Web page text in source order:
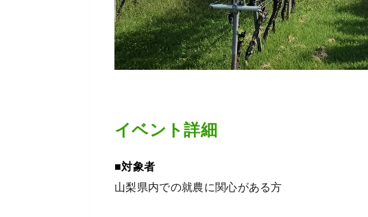
イベント詳細
■対象者
山梨県内での就農に関心がある方